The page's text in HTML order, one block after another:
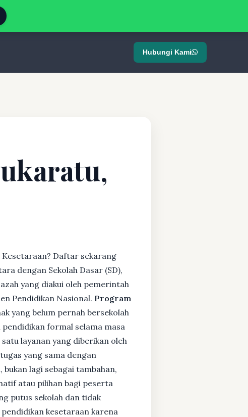
Hubungi Kami
Daftar sekarang
dengan Sekolah Dasar (SD),
yang diakui oleh pemerintah
Pendidikan Nasional. Program
yang belum pernah bersekolah
formal selama masa
layanan yang diberikan oleh
yang sama dengan
lagi sebagai tambahan,
atau pilihan bagi peserta
putus sekolah dan tidak
kesetaraan karena